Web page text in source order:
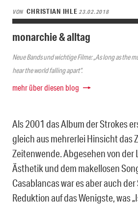
VON CHRISTIAN IHLE23.02.2018
monarchie & alltag
Neue Bands und wichtige Filme: „As long as the
hear the world falling apart“.
mehr über diesen blog
Als 2001 das Album der Strokes
gleich aus mehrerlei Hinsicht das
Zeitenwende. Abgesehen von der
Ästhetik und dem makellosen
Casablancas war es aber auch
Reduktion auf das Wenigste, was